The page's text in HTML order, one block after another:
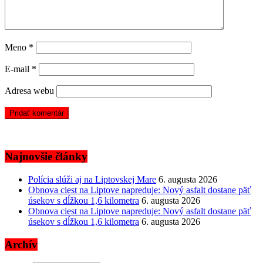
Meno *
E-mail *
Adresa webu
Najnovšie články
Polícia slúži aj na Liptovskej Mare 6. augusta 2026
Obnova ciest na Liptove napreduje: Nový asfalt dostane päť
úsekov s dĺžkou 1,6 kilometra 6. augusta 2026
Obnova ciest na Liptove napreduje: Nový asfalt dostane päť
úsekov s dĺžkou 1,6 kilometra 6. augusta 2026
Archív